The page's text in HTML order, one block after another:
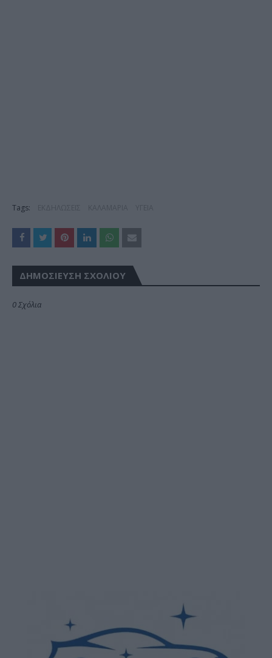
Tags:
ΔΗΜΟΣΊΕΥΣΗ ΣΧΟΛΊΟΥ
0 Σχόλια